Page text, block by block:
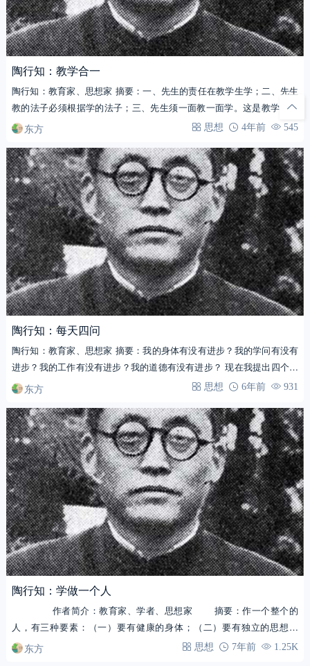
陶行知：教学合一
陶行知：教育家、思想家 摘要：一、先生的责任在教学生学；二、先生
教的法子必须根据学的法子；三、先生须一面教一面学。这是教学合一
的三种理由。…
东方 思想 4年前 545
陶行知：每天四问
陶行知：教育家、思想家 摘要：我的身体有没有进步？我的学问有没有
进步？我的工作有没有进步？我的道德有没有进步？ 现在我提出四个问
题，…
东方 思想 6年前 931
陶行知：学做一个人
作者简介：教育家、学者、思想家 摘要：作一个整个的
人，有三种要素：（一）要有健康的身体；（二）要有独立的思想；
（三）要有独…
东方 思想 7年前 1.25K